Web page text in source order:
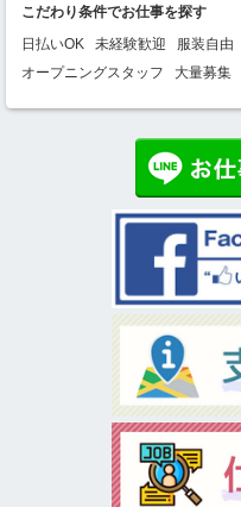
こだわり条件でお仕事を探す
日払いOK
未経験歓迎 服装自由
オープニングスタッフ
大量募集